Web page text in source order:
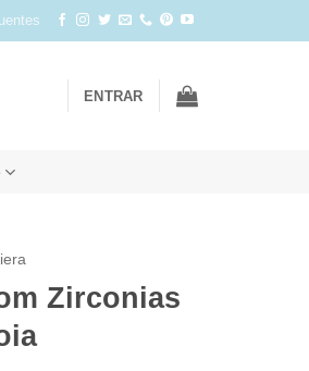
ENTRAR
Zirconias